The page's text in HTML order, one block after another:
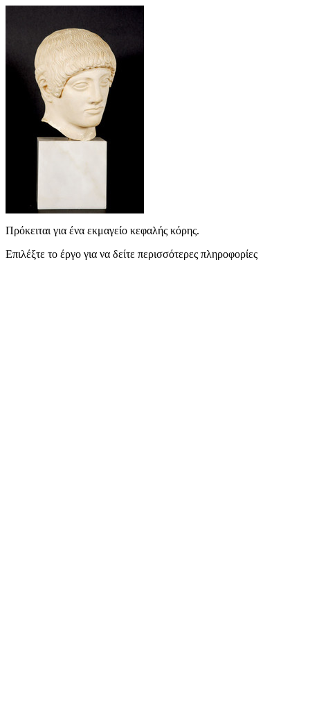
Πρόκειται για ένα εκμαγείο κεφαλής κόρης.
Επιλέξτε το έργο για να δείτε περισσότερες πληροφορίες